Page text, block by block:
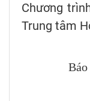
Chương
Trung tâm